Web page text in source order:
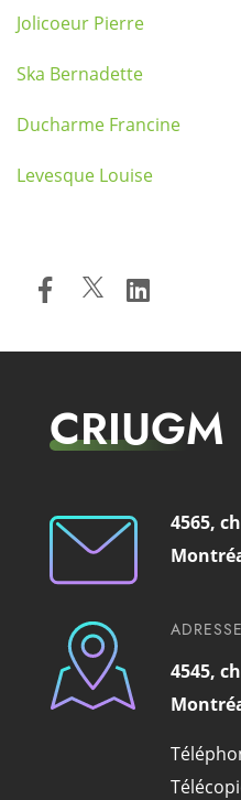
Jolicoeur Pierre
Ska Bernadette
Ducharme Francine
Levesque Louise
CRIUGM
4565,
4545,